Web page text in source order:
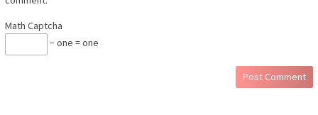
Math Captcha
− one = one